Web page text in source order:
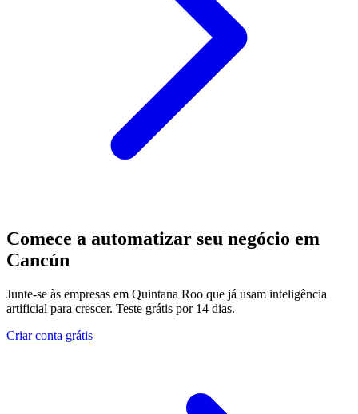
Comece a automatizar seu negócio em
Cancún
Junte-se às empresas em Quintana Roo que já usam inteligência
artificial para crescer. Teste grátis por 14 dias.
Criar conta grátis